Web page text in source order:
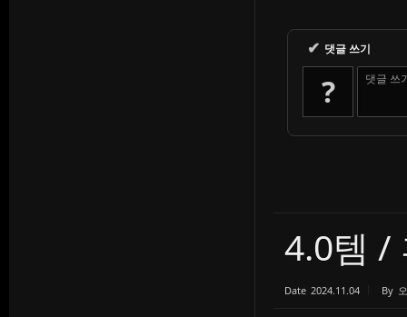
✔ 댓글 쓰기
? 댓글 쓰
4.0템 /
Date 2024.11.04 By